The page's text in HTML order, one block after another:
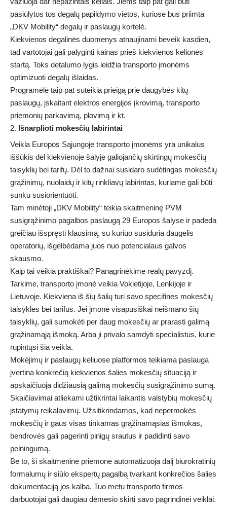
pasiūlytos tos degalų papildymo vietos, kuriose bus priimta
„DKV Mobility“ degalų ir paslaugų kortelė.
Kiekvienos degalinės duomenys atnaujinami beveik kasdien,
tad vartotojai gali palyginti kainas prieš kiekvienos kelionės
startą. Toks detalumo lygis leidžia transporto įmonėms
optimizuoti degalų išlaidas.
Programėlė taip pat suteikia prieigą prie daugybės kitų
paslaugų, įskaitant elektros energijos įkrovimą, transporto
priemonių parkavimą, plovimą ir kt.
Išnarplioti mokesčių labirintai
Veikla Europos Sąjungoje transporto įmonėms yra unikalus
iššūkis dėl kiekvienoje šalyje galiojančių skirtingų mokesčių
taisyklių bei tarifų. Dėl to dažnai susidaro sudėtingas mokesčių
grąžinimų, nuolaidų ir kitų rinkliavų labirintas, kuriame gali būti
sunku susiorientuoti.
Tam minėtoji „DKV Mobility“ teikia skaitmeninę PVM
susigrąžinimo pagalbos paslaugą 29 Europos šalyse ir padeda
greičiau išspręsti klausimą, su kuriuo susiduria daugelis
operatorių, išgelbėdama juos nuo potencialaus galvos
skausmo.
Kaip tai veikia praktiškai? Panagrinėkime realų pavyzdį.
Tarkime, transporto įmonė veikia Vokietijoje, Lenkijoje ir
Lietuvoje. Kiekviena iš šių šalių turi savo specifines mokesčių
taisykles bei tarifus. Jei įmonė visapusiškai neišmano šių
taisyklių, gali sumokėti per daug mokesčių ar prarasti galimą
grąžinamąją išmoką. Arba ji privalo samdyti specialistus, kurie
rūpintųsi šia veikla.
Mokėjimų ir paslaugų keliuose platformos teikiama paslauga
įvertina konkrečią kiekvienos šalies mokesčių situaciją ir
apskaičiuoja didžiausią galimą mokesčių susigrąžinimo sumą.
Skaičiavimai atliekami užtikrintai laikantis valstybių mokesčių
įstatymų reikalavimų. Užsitikrindamos, kad nepermokės
mokesčių ir gaus visas tinkamas grąžinamąsias išmokas,
bendrovės gali pagerinti pinigų srautus ir padidinti savo
pelningumą.
Be to, ši skaitmeninė priemonė automatizuoja dalį biurokratinių
formalumų ir siūlo ekspertų pagalbą tvarkant konkrečios šalies
dokumentaciją jos kalba. Tuo metu transporto firmos
darbuotojai gali daugiau dėmesio skirti savo pagrindinei veiklai.